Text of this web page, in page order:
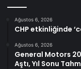
Ağustos 6, 2026
CHP etkinliğinde
Ağustos 6, 2026
General Motors
Aştı, Yıl Sonu